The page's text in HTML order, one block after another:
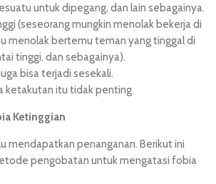
untuk dipegang, dan lain sebagainya.
(seseorang mungkin menolak bekerja di
menolak bertemu teman yang tinggal di
tinggi, dan sebagainya).
bisa terjadi sesekali.
ketakutan itu tidak penting
Ketinggian
mendapatkan penanganan. Berikut ini
pengobatan untuk mengatasi fobia